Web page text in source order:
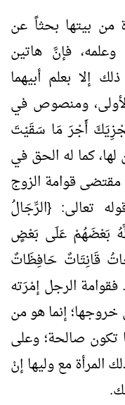
من بيتها بحثاً عن
فإنَّ هاتين
إلا بعلم أبيهما
ومنصوص في
أَجْرَ مَا سَقَيْتَ
لها، كما له الحق في
قوامة الزوج
تعالى: {الرِّجَالُ
بَعْضَهُمْ عَلَى بَعْضٍ
قَانِتَاتٌ حَافِظَاتٌ
بِمَا حَفِظَ اللَّهُ} [النساء: 34]. فقوامة الرجل إمْرَته
إنما هو من
تكون صالحة؛ وعلى
المرأة مع وليها إنْ